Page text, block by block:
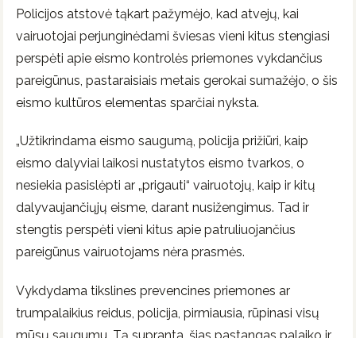
Policijos atstovė tąkart pažymėjo, kad atvejų, kai
vairuotojai perjunginėdami šviesas vieni kitus stengiasi
perspėti apie eismo kontrolės priemones vykdančius
pareigūnus, pastaraisiais metais gerokai sumažėjo, o šis
eismo kultūros elementas sparčiai nyksta.
„Užtikrindama eismo saugumą, policija prižiūri, kaip
eismo dalyviai laikosi nustatytos eismo tvarkos, o
nesiekia pasislėpti ar „prigauti“ vairuotojų, kaip ir kitų
dalyvaujančiųjų eisme, darant nusižengimus. Tad ir
stengtis perspėti vieni kitus apie patruliuojančius
pareigūnus vairuotojams nėra prasmės.
Vykdydama tikslines prevencines priemones ar
trumpalaikius reidus, policija, pirmiausia, rūpinasi visų